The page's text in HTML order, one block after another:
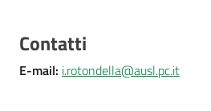
Seguici
su
Contatti
E-mail: i.rotondella@ausl.pc.it